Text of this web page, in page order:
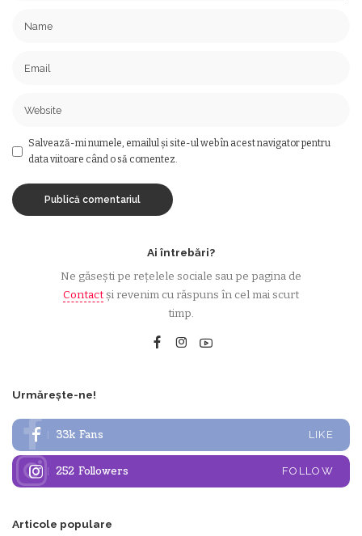
Salvează-mi numele, emailul și site-ul web în acest navigator pentru
data viitoare când o să comentez.
Ai întrebări?
Ne găsești pe rețelele sociale sau pe pagina de
Contactși revenim cu răspuns în cel mai scurt
timp.
Urmărește-ne!
33k Fans LIKE
252 Followers FOLLOW
Articole populare